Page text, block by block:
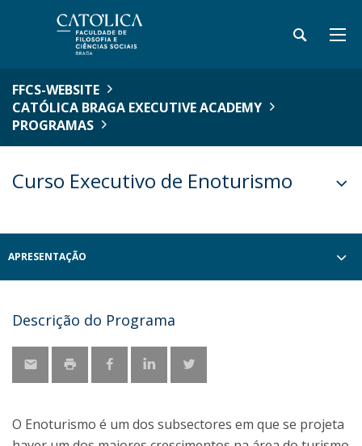
FFCS-WEBSITE
CATÓLICA BRAGA EXECUTIVE ACADEMY
PROGRAMAS
Curso Executivo de Enoturismo
APRESENTAÇÃO
Descrição do Programa
O Enoturismo é um dos subsectores em que se projeta